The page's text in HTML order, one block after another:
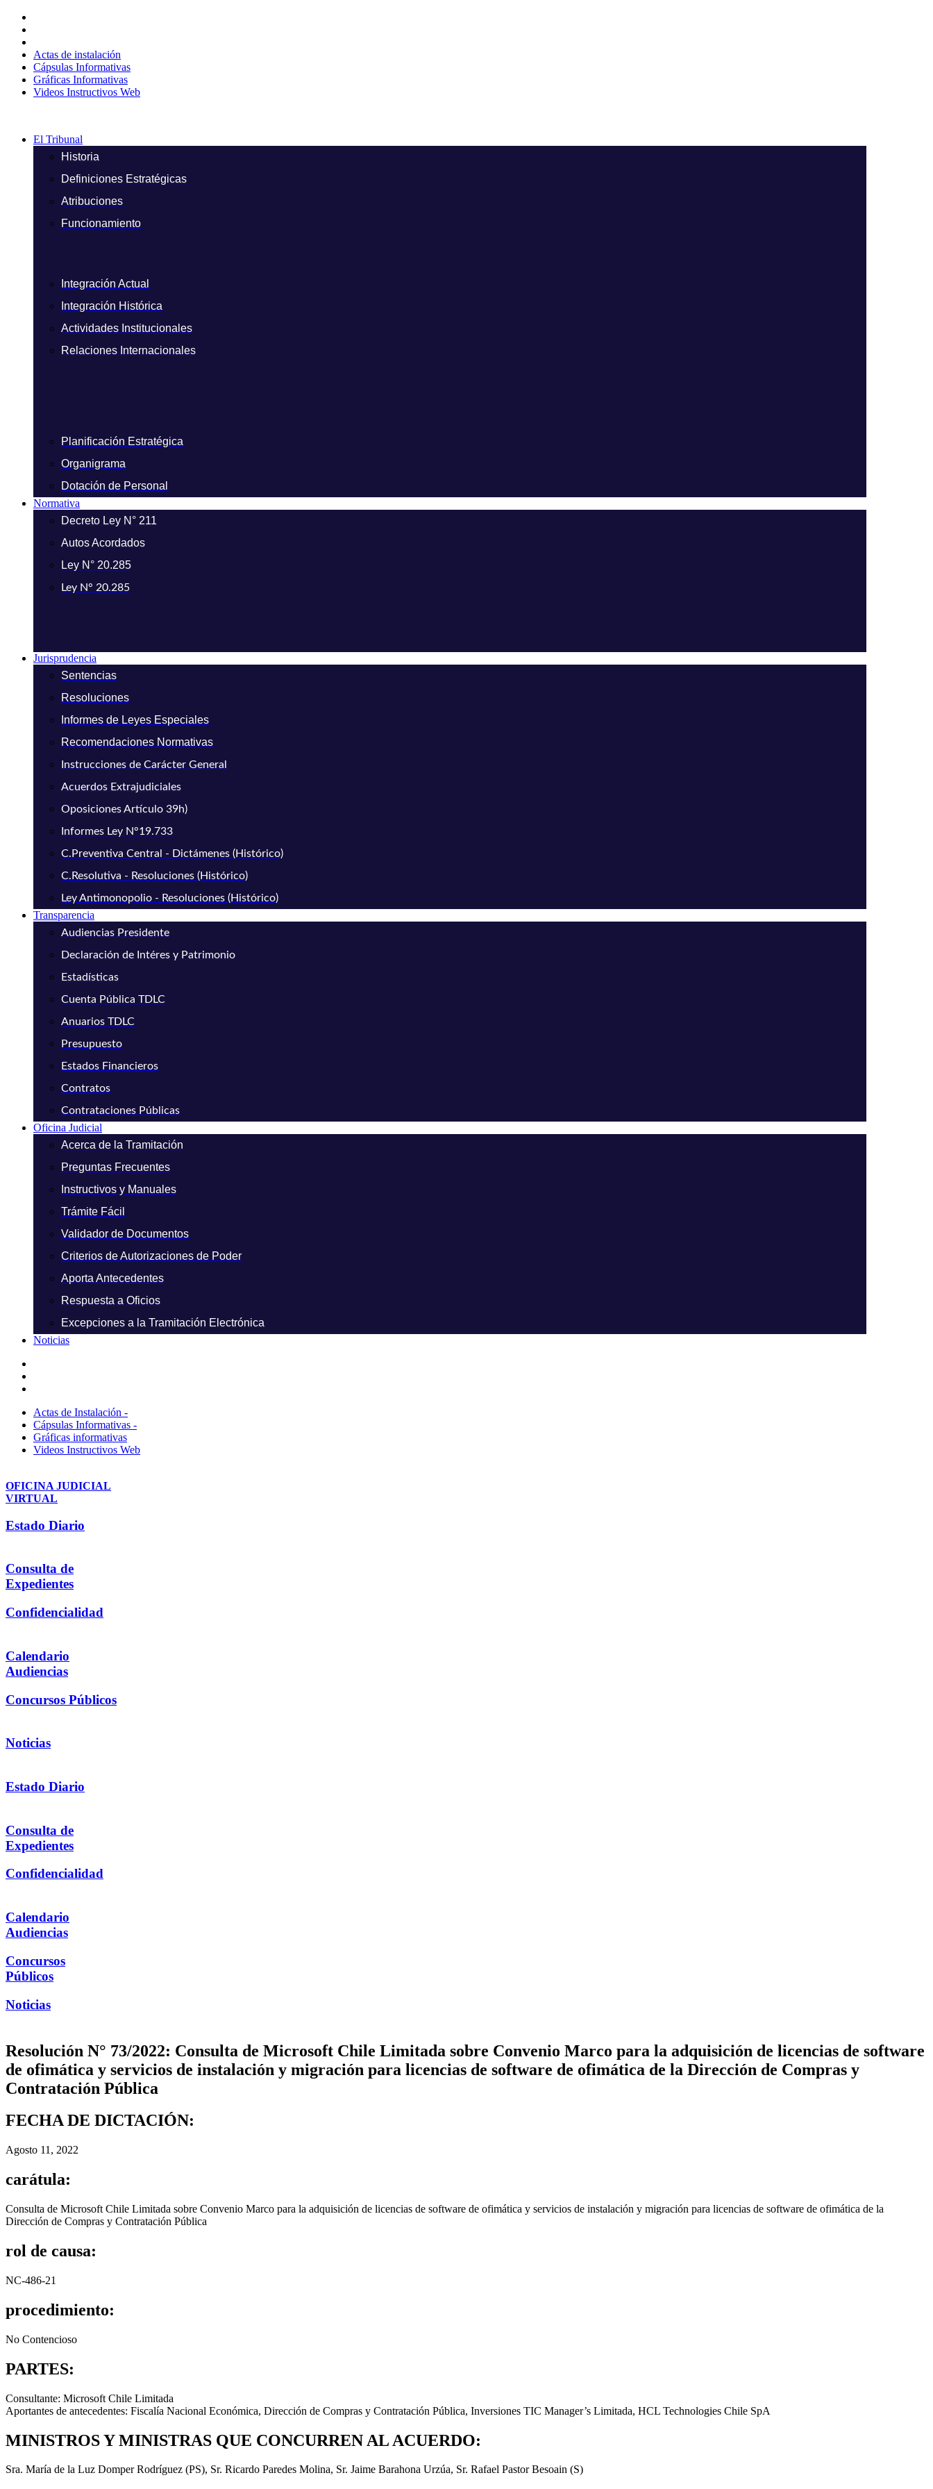
contenido
Actas de instalación
Cápsulas Informativas
Gráficas Informativas
Videos Instructivos Web
El Tribunal
Historia
Definiciones Estratégicas
Atribuciones
Funcionamiento
Integración Actual
Integración Histórica
Actividades Institucionales
Relaciones Internacionales
Planificación Estratégica
Organigrama
Dotación de Personal
Normativa
Decreto Ley N° 211
Autos Acordados
Ley N° 20.285
Ley N° 20.285
Jurisprudencia
Sentencias
Resoluciones
Informes de Leyes Especiales
Recomendaciones Normativas
Instrucciones de Carácter General
Acuerdos Extrajudiciales
Oposiciones Artículo 39h)
Informes Ley N°19.733
C.Preventiva Central - Dictámenes (Histórico)
C.Resolutiva - Resoluciones (Histórico)
Ley Antimonopolio - Resoluciones (Histórico)
Transparencia
Audiencias Presidente
Declaración de Intéres y Patrimonio
Estadísticas
Cuenta Pública TDLC
Anuarios TDLC
Presupuesto
Estados Financieros
Contratos
Contrataciones Públicas
Oficina Judicial
Acerca de la Tramitación
Preguntas Frecuentes
Instructivos y Manuales
Trámite Fácil
Validador de Documentos
Criterios de Autorizaciones de Poder
Aporta Antecedentes
Respuesta a Oficios
Excepciones a la Tramitación Electrónica
Noticias
Actas de Instalación -
Cápsulas Informativas -
Gráficas informativas
Videos Instructivos Web
OFICINA JUDICIAL
VIRTUAL
Estado Diario
Consulta de
Expedientes
Confidencialidad
Calendario
Audiencias
Concursos Públicos
Noticias
Estado Diario
Consulta de
Expedientes
Confidencialidad
Calendario
Audiencias
Concursos
Públicos
Noticias
Resolución N° 73/2022: Consulta de Microsoft Chile Limitada sobre Convenio Marco para la adquisición de licencias de software
de ofimática y servicios de instalación y migración para licencias de software de ofimática de la Dirección de Compras y
Contratación Pública
FECHA DE DICTACIÓN:
Agosto 11, 2022
carátula:
Consulta de Microsoft Chile Limitada sobre Convenio Marco para la adquisición de licencias de software de ofimática y servicios de instalación y migración para licencias de software de ofimática de la
Dirección de Compras y Contratación Pública
rol de causa:
NC-486-21
procedimiento:
No Contencioso
PARTES:
Consultante: Microsoft Chile Limitada
Aportantes de antecedentes: Fiscalía Nacional Económica, Dirección de Compras y Contratación Pública, Inversiones TIC Manager’s Limitada, HCL Technologies Chile SpA
MINISTROS Y MINISTRAS QUE CONCURREN AL ACUERDO:
Sra. María de la Luz Domper Rodríguez (PS), Sr. Ricardo Paredes Molina, Sr. Jaime Barahona Urzúa, Sr. Rafael Pastor Besoain (S)